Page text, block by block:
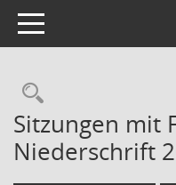
Toggle navigation
Sitzungen mit
Niederschrift